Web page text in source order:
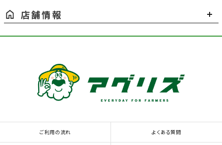
店舗情報
ご利用の流れ よくある質問